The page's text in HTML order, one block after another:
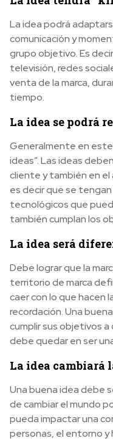
La idea podrá
comunicación y
grupo objetivo. Es
televisión, redes
venta de la marca,
tiempo.
La idea se podrá
Generalmente en
ideas”. Las ideas
cliente y también en
es decir que se
tecnológicos que
también cumplan los
La idea será
Debe lograr que la
territorio de marca
caer con lo que hacen
recordación. Una
cumplir sus objetivos
debe quedar en ser
La idea cambiará
Una buena idea debe
de cambiar el mundo
pueda impactar una
personas, el entorno y